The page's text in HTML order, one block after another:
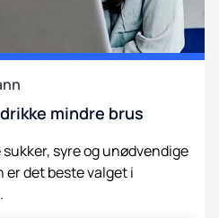
mindre brus
syre og unødvendige
er det beste valget i